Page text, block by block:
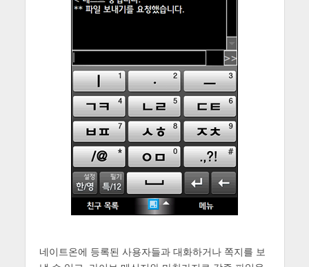
네이트온에 등록된 사용자들과 대화하거나 쪽지를 보